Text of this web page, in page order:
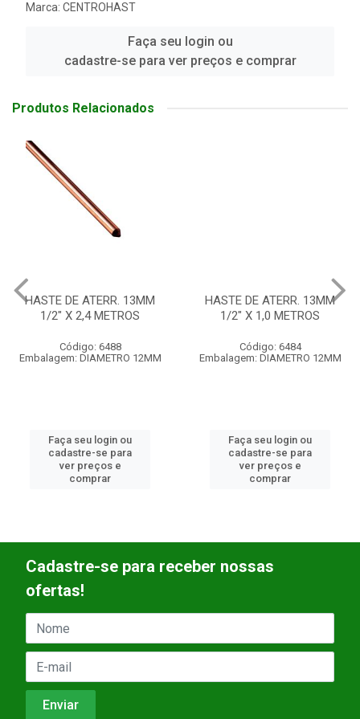
Marca: CENTROHAST
Faça seu login ou
cadastre-se para ver preços e comprar
Produtos Relacionados
HASTE DE ATERR. 13MM
1/2" X 2,4 METROS
Código: 6488
Embalagem: DIAMETRO 12MM
Faça seu login ou
cadastre-se para
ver preços e
comprar
HASTE DE ATERR. 13MM
1/2" X 1,0 METROS
Código: 6484
Embalagem: DIAMETRO 12MM
Faça seu login ou
cadastre-se para
ver preços e
comprar
Cadastre-se para receber nossas
ofertas!